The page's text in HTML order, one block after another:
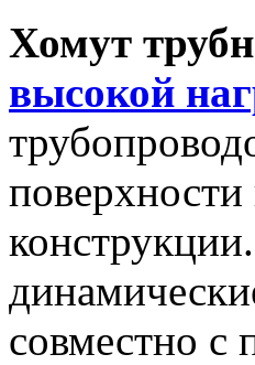
Хомут
высокой
совместно